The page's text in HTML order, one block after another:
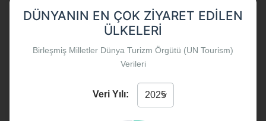
DÜNYANIN EN ÇOK ZIYARET EDILEN
ÜLKELERI
Birleşmiş Milletler Dünya Turizm Örgütü (UN Tourism)
Verileri
Veri Yılı: